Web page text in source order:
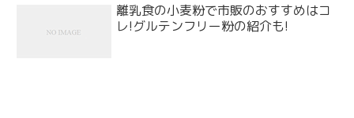
離乳食の小麦粉で市販のおすすめはコ
レ!グルテンフリー粉の紹介も!